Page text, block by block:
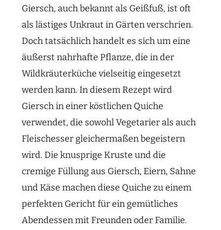
Giersch, auch bekannt als Geißfuß, ist oft
als lästiges Unkraut in Gärten verschrien.
Doch tatsächlich handelt es sich um eine
äußerst nahrhafte Pflanze, die in der
Wildkräuterküche vielseitig eingesetzt
werden kann. In diesem Rezept wird
Giersch in einer köstlichen Quiche
verwendet, die sowohl Vegetarier als auch
Fleischesser gleichermaßen begeistern
wird. Die knusprige Kruste und die
cremige Füllung aus Giersch, Eiern, Sahne
und Käse machen diese Quiche zu einem
perfekten Gericht für ein gemütliches
Abendessen mit Freunden oder Familie.